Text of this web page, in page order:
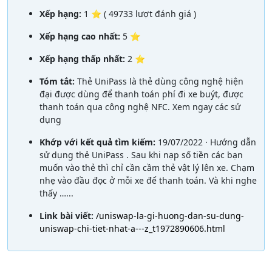
Xếp hạng: 1 ⭐ ( 49733 lượt đánh giá )
Xếp hạng cao nhất: 5 ⭐
Xếp hạng thấp nhất: 2 ⭐
Tóm tắt: Thẻ UniPass là thẻ dùng công nghệ hiện
đại được dùng để thanh toán phí đi xe buýt, được
thanh toán qua công nghệ NFC. Xem ngay các sử
dụng
Khớp với kết quả tìm kiếm: 19/07/2022 · Hướng dẫn
sử dụng thẻ UniPass . Sau khi nạp số tiền các bạn
muốn vào thẻ thì chỉ cần cầm thẻ vật lý lên xe. Chạm
nhẹ vào đầu đọc ở mỗi xe để thanh toán. Và khi nghe
thấy …...
Link bài viết: /uniswap-la-gi-huong-dan-su-dung-
uniswap-chi-tiet-nhat-a---z_t1972890606.html